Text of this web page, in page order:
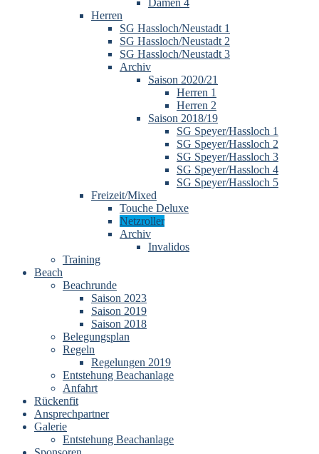
Damen 4
Herren
SG Hassloch/Neustadt 1
SG Hassloch/Neustadt 2
SG Hassloch/Neustadt 3
Archiv
Saison 2020/21
Herren 1
Herren 2
Saison 2018/19
SG Speyer/Hassloch 1
SG Speyer/Hassloch 2
SG Speyer/Hassloch 3
SG Speyer/Hassloch 4
SG Speyer/Hassloch 5
Freizeit/Mixed
Touche Deluxe
Netzroller
Archiv
Invalidos
Training
Beach
Beachrunde
Saison 2023
Saison 2019
Saison 2018
Belegungsplan
Regeln
Regelungen 2019
Entstehung Beachanlage
Anfahrt
Rückenfit
Ansprechpartner
Galerie
Entstehung Beachanlage